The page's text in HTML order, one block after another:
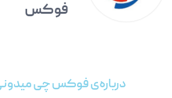
فوکس
درباره‌ی فوکس چی